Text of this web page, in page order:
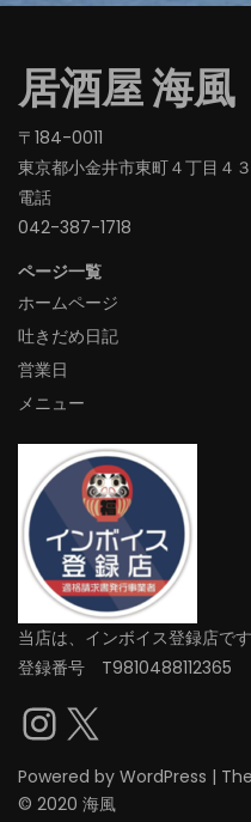
居酒屋 海風
〒184-0011
東京都小金井市東町４丁目４
電話
042-387-1718‬
ページ一覧
ホームページ
吐きだめ日記
営業日
メニュー
当店は、インボイス登録店です
登録番号 T9810488112365
Instagram
X
Powered by WordPress |
© 2020 海風